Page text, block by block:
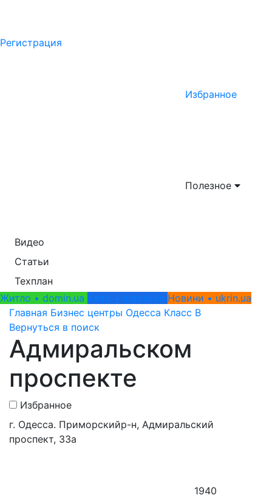
Регистрация
Избранное
Полезное
Видео
Статьи
Техплан
Житло • domin.ua Авто • autoin.ua Новини • ukrin.ua
Главная Бизнес центры Одесса Класс B
Вернуться в поиск
Адмиральском
проспекте
Избранное
г. Одесса. Приморскийр-н, Адмиральский
проспект, 33а
1940